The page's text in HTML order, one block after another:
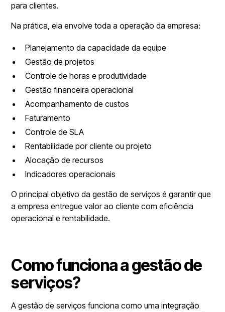
para clientes.
Na prática, ela envolve toda a operação da empresa:
Planejamento da capacidade da equipe
Gestão de projetos
Controle de horas e produtividade
Gestão financeira operacional
Acompanhamento de custos
Faturamento
Controle de SLA
Rentabilidade por cliente ou projeto
Alocação de recursos
Indicadores operacionais
O principal objetivo da gestão de serviços é garantir que
a empresa entregue valor ao cliente com eficiência
operacional e rentabilidade.
Como funciona a gestão de
serviços?
A gestão de serviços funciona como uma integração